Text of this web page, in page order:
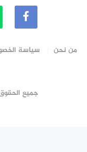
من نحن سياسة
جميع الحقوق